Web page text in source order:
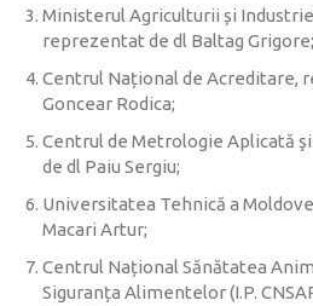
Ministerul Agriculturii și
reprezentat de dl Baltag Grigore;
Centrul Național de Acreditare,
Goncear Rodica;
Centrul de Metrologie Aplicată
de dl Paiu Sergiu;
Universitatea Tehnică a
Macari Artur;
Centrul Național Sănătatea
Siguranța Alimentelor (I.P.